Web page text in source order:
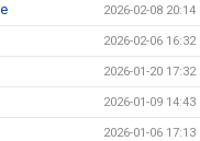
2026-02-08 20:14
2026-02-06 16:32
2026-01-20 17:32
2026-01-09 14:43
2026-01-06 17:13